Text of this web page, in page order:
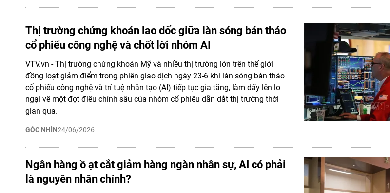
Thị trường chứng khoán lao dốc giữa làn sóng bán tháo
cổ phiếu công nghệ và chốt lời nhóm AI
GÓC NHÌN24/06/2026
VTV.vn - Thị trường chứng khoán Mỹ và nhiều thị trường lớn trên thế giới
đồng loạt giảm điểm trong phiên giao dịch ngày 23-6 khi làn sóng bán tháo
cổ phiếu công nghệ và trí tuệ nhân tạo (AI) tiếp tục gia tăng, làm dấy lên lo
ngại về một đợt điều chỉnh sâu của nhóm cổ phiếu dẫn dắt thị trường thời
gian qua.
Ngân hàng ồ ạt cắt giảm hàng ngàn nhân sự, AI có phải
là nguyên nhân chính?